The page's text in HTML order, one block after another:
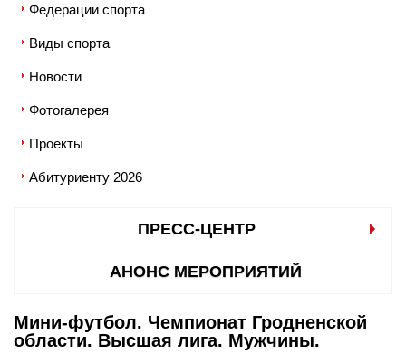
Федерации спорта
Виды спорта
Новости
Фотогалерея
Проекты
Абитуриенту 2026
ПРЕСС-ЦЕНТР
АНОНС МЕРОПРИЯТИЙ
Мини-футбол. Чемпионат Гродненской
области. Высшая лига. Мужчины.